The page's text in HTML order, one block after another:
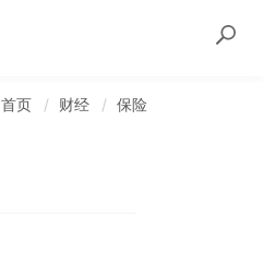
首页 财经 保险